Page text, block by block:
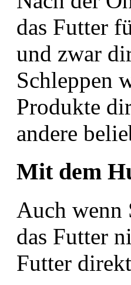
das Futter
und zwar
Schleppen
Produkte
andere
Mit dem
Auch wenn
das Futter
Futter